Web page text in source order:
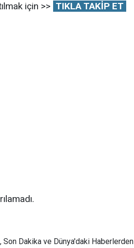
için >> TIKLA TAKİP ET
Son Dakika ve Dünya'daki Haberlerden